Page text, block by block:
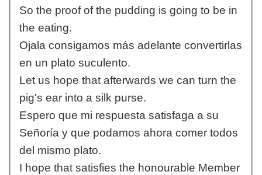
So the proof of the pudding is going to be in
the eating.
Ojala consigamos más adelante convertirlas
en un plato suculento.
Let us hope that afterwards we can turn the
pig's ear into a silk purse.
Espero que mi respuesta satisfaga a su
Señoría y que podamos ahora comer todos
del mismo plato.
I hope that satisfies the honourable Member